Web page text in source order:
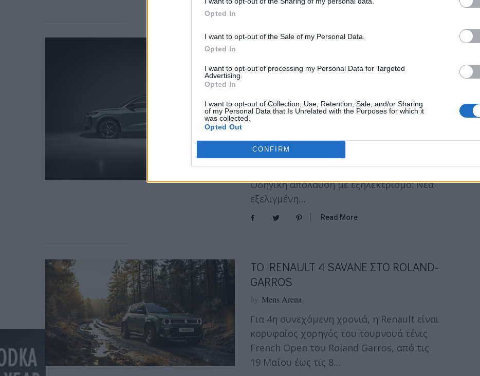
Opted In
I want to opt-out of the Sale of my Personal Data.
Opted In
I want to opt-out of processing my Personal Data for Targeted
Advertising.
Opted In
I want to opt-out of Collection, Use, Retention, Sale, and/or Sharing
of my Personal Data that Is Unrelated with the Purposes for which it
was collected.
Opted Out
CONFIRM
Το Νέο Audi Q3 Μόλις Αποκαλύφθηκε!
Δυναμική Εκδοχή Του Πιο
by Mens Arena
μυώδεις αναλογίες, SUV αυτοπεποίθηση
και ευρύχωρο, με μοντέρνο εσωτερικό
που αποπνέει ποιότητα και πολυτέλεια.
Οδηγική απόλαυση με εξηλεκτρισμό: Νέα
εξελιγμένη…
Read More
TO RENAULT 4 SAVANE ΣΤΟ ROLAND-
GARROS
by Mens Arena
Για 4η συνεχόμενη χρονιά, η Renault είναι
κορυφαίος χορηγός του τουρνουά τένις
French Open του Roland Garros, από τις
19 Μαΐου έως τις 8…